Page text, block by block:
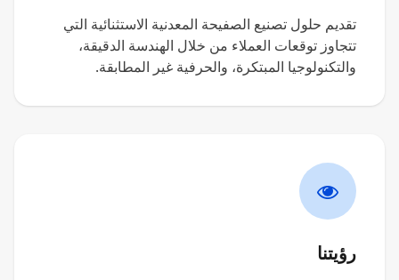
تقديم حلول تصنيع الصفيحة المعدنية الاستثنائية التي
تتجاوز توقعات العملاء من خلال الهندسة الدقيقة،
والتكنولوجيا المبتكرة، والحرفية غير المطابقة.
رؤيتنا